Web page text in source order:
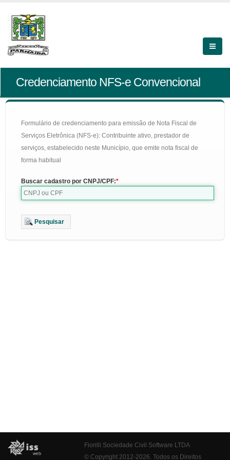
Credenciamento NFS-e Convencional
Formulário de credenciamento para emissão de Nota Fiscal de
Serviços Eletrônica (NFS-e): Contribuinte ativo, prestador de
serviços, estabelecido neste Município, que emite nota fiscal de
forma habitual
Buscar cadastro por CNPJ/CPF:
Pesquisar
Fiorilli Sociedade Civil Software LTDA
© Copyright 2012-2026. Todos os Direitos